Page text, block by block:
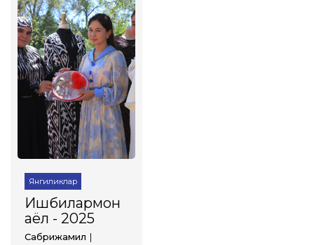
кучаяди
Сабрижамил
Июль 09, 2025
566
Хориждаги
фуқароларни қўллаб-
қувватлаш:
Ўзбекистоннинг
ҳуқуқий кафолатлари
кучаяди
Янгиликлар
Ишбилармон
аёл - 2025
Сабрижамил